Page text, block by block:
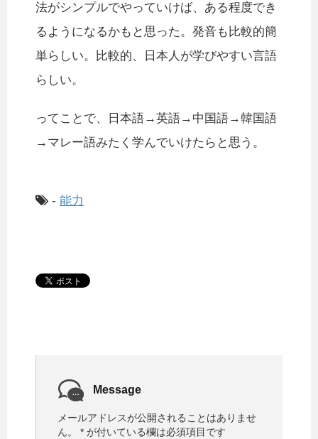
法がシンプルでやっていけば、ある程度でき
るようになるかもと思った。発音も比較的簡
単らしい。比較的、日本人が学びやすい言語
らしい。
ってことで、日本語→英語→中国語→韓国語
→マレー語みたく学んでいけたらと思う。
- 能力
Message
メールアドレスが公開されることはありませ
ん。
* が付いている欄は必須項目です